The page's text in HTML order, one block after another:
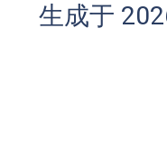
生成于